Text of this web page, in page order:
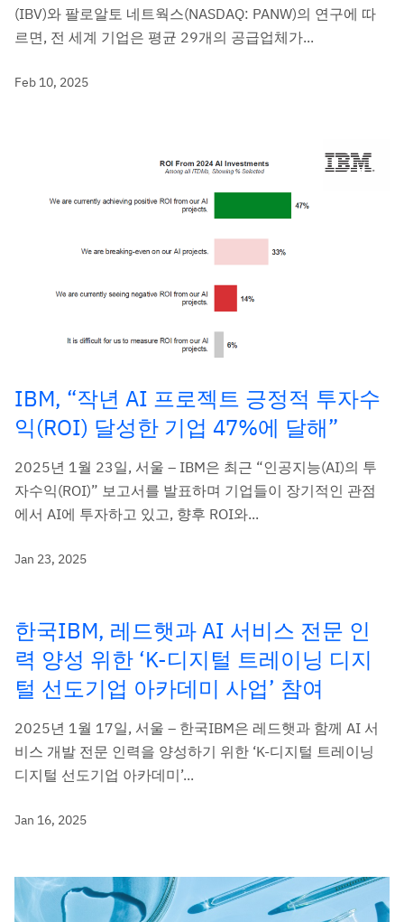
(IBV)와 팔로알토 네트웍스(NASDAQ: PANW)의 연구에 따
르면, 전 세계 기업은 평균 29개의 공급업체가...
Feb 10, 2025
IBM, “작년 AI 프로젝트 긍정적 투자수
익(ROI) 달성한 기업 47%에 달해”
2025년 1월 23일, 서울 – IBM은 최근 “인공지능(AI)의 투
자수익(ROI)” 보고서를 발표하며 기업들이 장기적인 관점
에서 AI에 투자하고 있고, 향후 ROI와...
Jan 23, 2025
한국IBM, 레드햇과 AI 서비스 전문 인
력 양성 위한 ‘K-디지털 트레이닝 디지
털 선도기업 아카데미 사업’ 참여
2025년 1월 17일, 서울 – 한국IBM은 레드햇과 함께 AI 서
비스 개발 전문 인력을 양성하기 위한 ‘K-디지털 트레이닝
디지털 선도기업 아카데미’...
Jan 16, 2025